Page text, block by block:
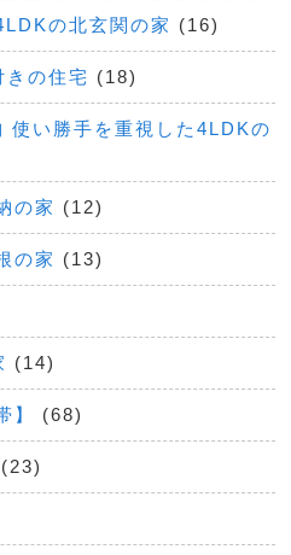
の北玄関の家 (16)
の住宅 (18)
使い勝手を重視した4LDKの
の家 (12)
の家 (13)
(14)
】 (68)
(23)